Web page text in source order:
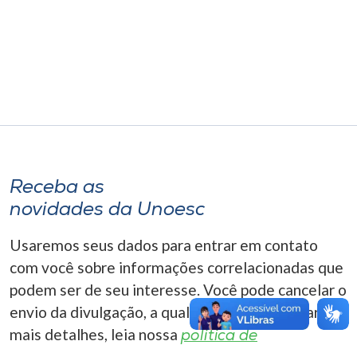
A+
Receba as
novidades da Unoesc
Usaremos seus dados para entrar em contato
com você sobre informações correlacionadas que
podem ser de seu interesse. Você pode cancelar o
envio da divulgação, a qualquer momento. Para
mais detalhes, leia nossa política de